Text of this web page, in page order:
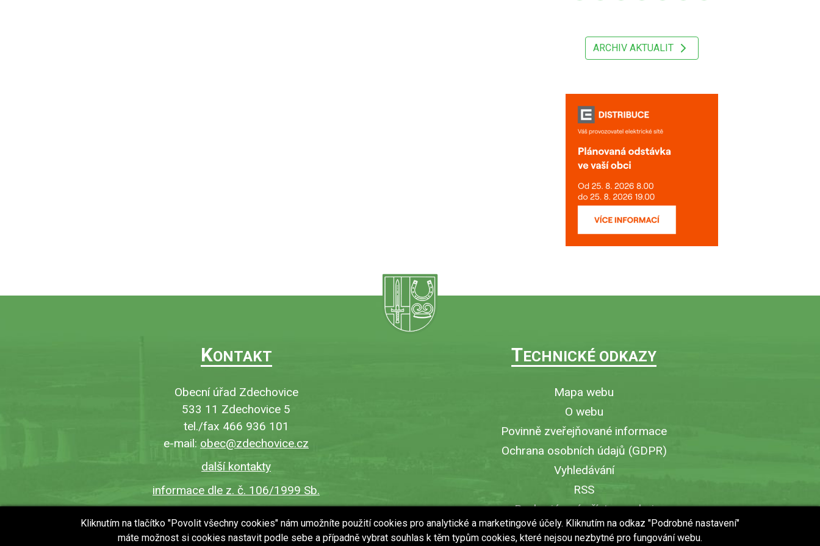
ARCHIV AKTUALIT
KONTAKT
Obecní úřad Zdechovice
533 11 Zdechovice 5
tel./fax 466 936 101
e-mail: obec@zdechovice.cz
další kontakty
informace dle z. č. 106/1999 Sb.
TECHNICKÉ ODKAZY
Mapa webu
O webu
Povinně zveřejňované informace
Ochrana osobních údajů (GDPR)
Vyhledávání
RSS
Bezbariérový přístup v obci
Vytisknout stránku
Kliknutím na tlačítko "Povolit všechny cookies" nám umožníte použití cookies pro analytické a marketingové účely. Kliknutím na odkaz "Podrobné nastavení"
máte možnost si cookies nastavit podle sebe a případně vybrat souhlas k těm typům cookies, které nejsou nezbytné pro fungování webu.